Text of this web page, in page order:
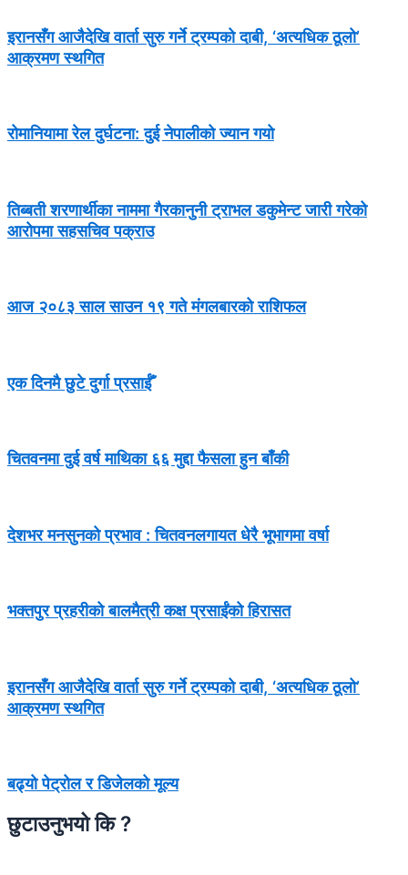
इरानसँग आजैदेखि वार्ता सुरु गर्ने ट्रम्पको दाबी, ‘अत्यधिक ठूलो’
आक्रमण स्थगित
रोमानियामा रेल दुर्घटना: दुई नेपालीको ज्यान गयो
तिब्बती शरणार्थीका नाममा गैरकानुनी ट्राभल डकुमेन्ट जारी गरेको
आरोपमा सहसचिव पक्राउ
आज २०८३ साल साउन १९ गते मंगलबारको राशिफल
एक दिनमै छुटे दुर्गा प्रसाईँ
चितवनमा दुई वर्ष माथिका ६६ मुद्दा फैसला हुन बाँकी
देशभर मनसुनको प्रभाव : चितवनलगायत धेरै भूभागमा वर्षा
भक्तपुर प्रहरीको बालमैत्री कक्ष प्रसाईंको हिरासत
इरानसँग आजैदेखि वार्ता सुरु गर्ने ट्रम्पको दाबी, ‘अत्यधिक ठूलो’
आक्रमण स्थगित
बढ्यो पेट्रोल र डिजेलको मूल्य
छुटाउनुभयो कि ?